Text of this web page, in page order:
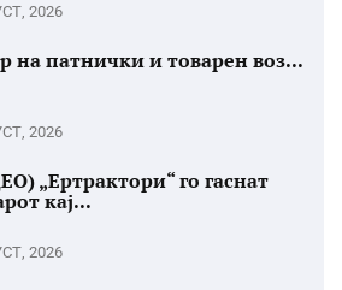
2026
на патнички и товарен воз...
2026
„Ертрактори“ го гаснат
кај...
2026